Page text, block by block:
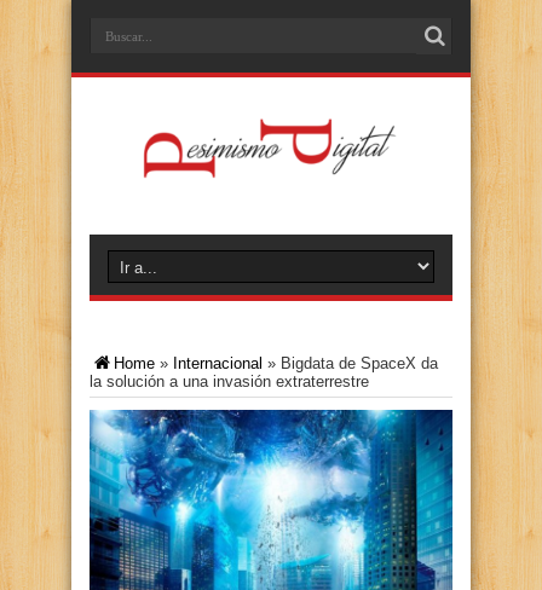
Home » Internacional » Bigdata de SpaceX da
la solución a una invasión extraterrestre